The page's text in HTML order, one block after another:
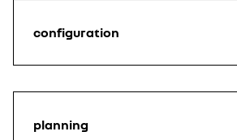
configuration
planning